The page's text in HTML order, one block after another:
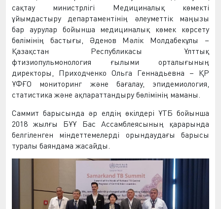
сақтау министрлігі Медициналық көмекті
ұйымдастыру департаментінің әлеуметтік маңызы
бар аурулар бойынша медициналық көмек көрсету
бөлімінің бастығы, Әденов Мәлік Молдабекұлы –
Қазақстан Республикасы Ұлттық
фтизиопульмонология ғылыми орталығының
директоры, Приходченко Ольга Геннадьевна – ҚР
ҰФҒО мониторинг және бағалау, эпидемиология,
статистика және ақпараттандыру бөлімінің маманы.
Саммит барысында әр елдің өкілдері ҰТБ бойынша
2018 жылғы БҰҰ Бас Ассамблеясының қарарында
белгіленген міндеттемелерді орындаудағы барысы
туралы баяндама жасайды.